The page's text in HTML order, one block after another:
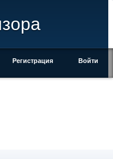
Регистрация Войти